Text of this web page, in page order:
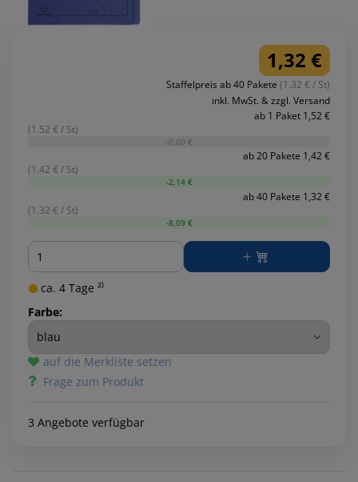
1,32 €
Staffelpreis ab 40 Pakete (1.32 € / St)
inkl. MwSt. & zzgl. Versand
ab 1 Paket 1,52 €
(1.52 € / St)
-0,00 €
ab 20 Pakete 1,42 €
(1.42 € / St)
-2,14 €
ab 40 Pakete 1,32 €
(1.32 € / St)
-8,09 €
Menge
ca. 4 Tage ²⁾
Farbe:
auf die Merkliste setzen
Frage zum Produkt
3 Angebote verfügbar